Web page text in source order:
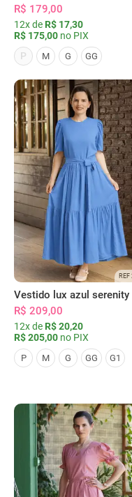
R$ 179,00
12x de R$ 17,30
R$ 175,00 no PIX
P
M G GG
REF
Vestido lux azul serenity
R$ 209,00
12x de R$ 20,20
R$ 205,00 no PIX
P M G GG G1